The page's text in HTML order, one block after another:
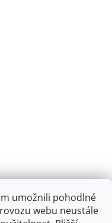
umožnili pohodlné
webu neustále